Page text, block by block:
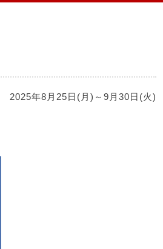
2025年8月25日(月)～9月30日(火)